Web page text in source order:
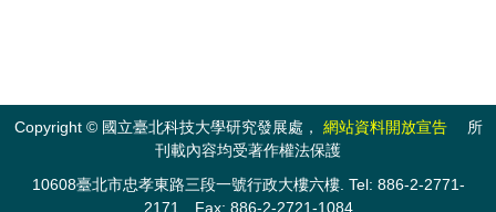
Copyright © 國立臺北科技大學研究發展處， 網站資料開放宣告所
刊載內容均受著作權法保護
10608臺北市忠孝東路三段一號行政大樓六樓. Tel: 886-2-2771-
2171 Fax: 886-2-2721-1084